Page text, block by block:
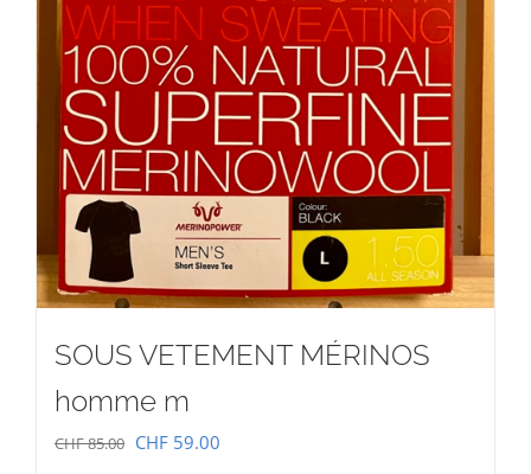
SOUS VETEMENT MÉRINOS
homme m
CHF85.00 Le
CHF 59.00